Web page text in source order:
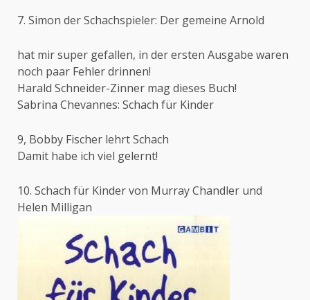
7. Simon der Schachspieler: Der gemeine Arnold
hat mir super gefallen, in der ersten Ausgabe waren
noch paar Fehler drinnen!
Harald Schneider-Zinner mag dieses Buch!
Sabrina Chevannes: Schach für Kinder
9, Bobby Fischer lehrt Schach
Damit habe ich viel gelernt!
10. Schach für Kinder von Murray Chandler und
Helen Milligan